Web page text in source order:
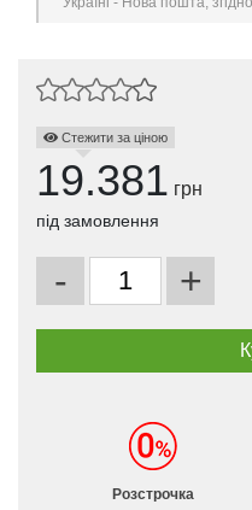
Стежити за ціною
19.381 грн
під замовлення
- +
Розстрочка